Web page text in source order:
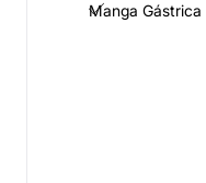
Manga Gástrica